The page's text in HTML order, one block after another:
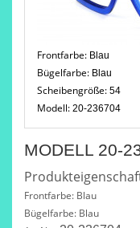
Frontfarbe: Blau
Bügelfarbe: Blau
Scheibengröße: 54
Modell: 20-236704
MODELL 20-
Frontfarbe: Blau
Bügelfarbe: Blau